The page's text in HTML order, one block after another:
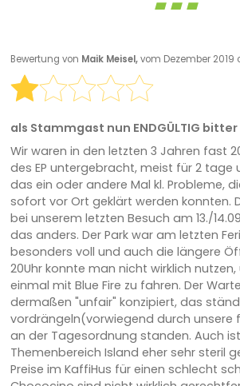
Bewertung von Maik Meisel,vom Dezember 2019
als Stammgast nun ENDGÜLTIG
Wir waren in den letzten 3 Jahren fast
des EP untergebracht, meist für 2 tage
das ein oder andere Mal kl. Probleme,
sofort vor Ort geklärt werden konnten.
bei unserem letzten Besuch am 13./
das anders. Der Park war am letzten
besonders voll und auch die längere
20Uhr konnte man nicht wirklich
einmal mit Blue Fire zu fahren. Der
dermaßen "unfair" konzipiert, das
vordrängeln(vorwiegend durch unsere
an der Tagesordnung standen. Auch
Themenbereich Island eher sehr steril
Preise im KaffiHus für einen schlecht